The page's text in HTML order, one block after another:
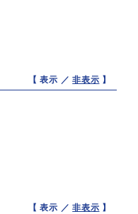
【 表示 ／非表示 】
【 表示 ／非表示 】